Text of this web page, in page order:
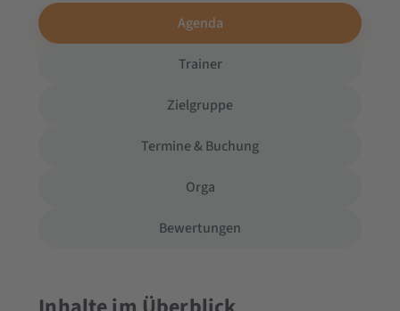
Agenda
Trainer
Zielgruppe
Termine & Buchung
Orga
Bewertungen